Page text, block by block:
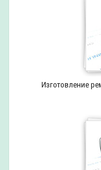
Изготовление